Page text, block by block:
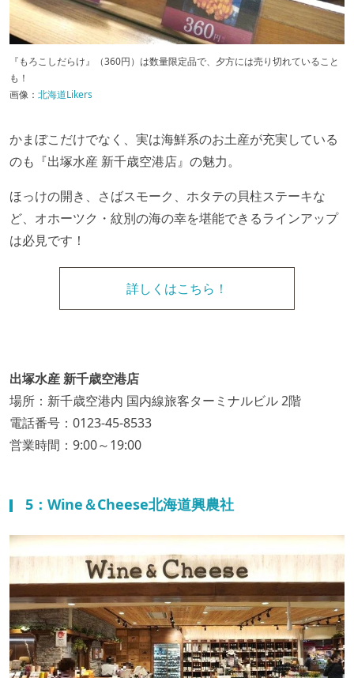
『もろこしだらけ』（360円）は数量限定品で、夕方には売り切れていること
も！
画像： 北海道Likers
かまぼこだけでなく、実は海鮮系のお土産が充実している
のも『出塚水産 新千歳空港店』の魅力。
ほっけの開き、さばスモーク、ホタテの貝柱ステーキな
ど、オホーツク・紋別の海の幸を堪能できるラインアップ
は必見です！
詳しくはこちら！
出塚水産 新千歳空港店
場所：新千歳空港内 国内線旅客ターミナルビル 2階
電話番号：0123-45-8533
営業時間：9:00～19:00
5：Wine＆Cheese北海道興農社